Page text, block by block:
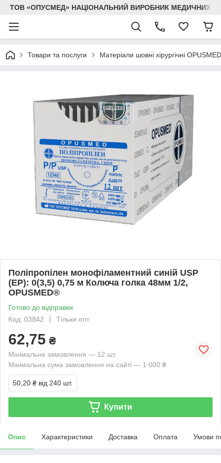
ТОВ «ОПУСМЕД» НАЦІОНАЛЬНИЙ ВИРОБНИК МЕДИЧНИХ
Товари та послуги Матеріали шовні хірургічні OPUSMED
Поліпропілен монофіламентний синій USP
(EP): 0(3,5) 0,75 м Колюча голка 48мм 1/2,
OPUSMED®
Готово до відправки
Код: 03842
Тільки опт
62,75 ₴
Мінімальне замовлення — 12 шт.
Мінімальна сума замовлення на сайті — 1 000 ₴
50,20 ₴ від 240 шт.
Купити
Опис Характеристики Доставка Оплата Умови